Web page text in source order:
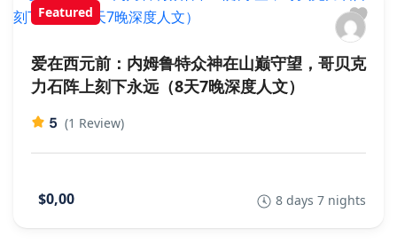
Featured
爱在西元前：内姆鲁特众神在山巅守望，哥贝克
力石阵上刻下永远（8天7晚深度人文）
5 (1 Review)
$0,00 8 days 7 nights